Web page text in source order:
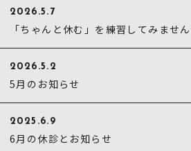
2026.5.7
「ちゃんと休む」を練習してみませ
2026.5.2
5月のお知らせ
2025.6.9
6月の休診とお知らせ